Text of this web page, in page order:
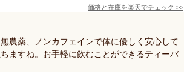
価格と在庫を楽天でチェック >>
農薬、ノンカフェインで体に優しく安心して
ますね。お手軽に飲むことができるティーバ